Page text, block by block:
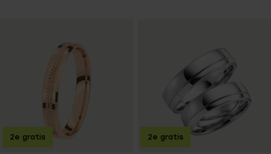
2e gratis 2e gratis